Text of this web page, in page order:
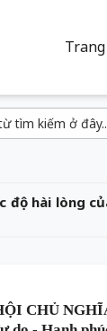
độ hài lòng
CHỦ